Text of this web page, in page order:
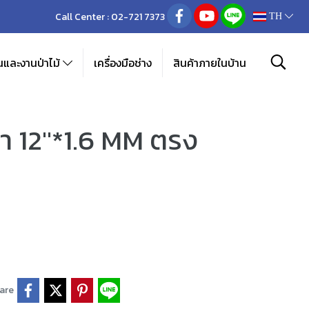
Call Center :02-721 7373 TH
ละงานป่าไม้ เครื่องมือช่าง สินค้าภายในบ้าน
MM ตรง